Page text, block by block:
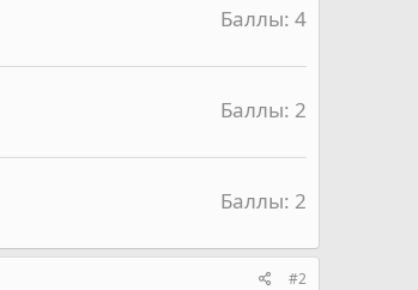
Баллы: 4
Баллы: 2
Баллы: 2
#2